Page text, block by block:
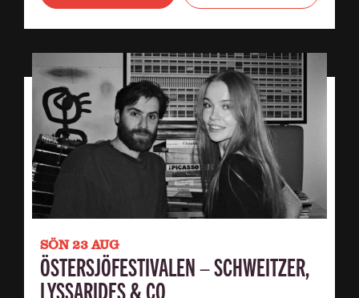
SÖN 23 AUG
ÖSTERSJÖFESTIVALEN – SCHWEITZER,
LYSSARIDES & CO